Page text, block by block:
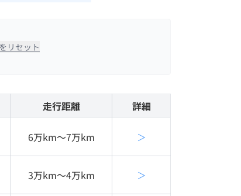
リセット
走行距離 詳細
6万km〜7万km ＞
3万km〜4万km ＞